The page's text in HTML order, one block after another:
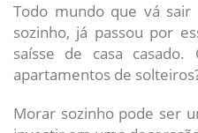
Todo mundo que vá
sozinho, já passou por
saísse de casa
apartamentos de
Morar sozinho pode ser